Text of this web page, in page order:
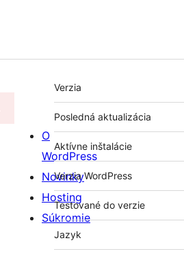
Meta
Verzia
Posledná aktualizácia
Aktívne inštalácie
Verzia WordPress
Testované do verzie
Jazyk
O
WordPress
Novinky
Hosting
Súkromie